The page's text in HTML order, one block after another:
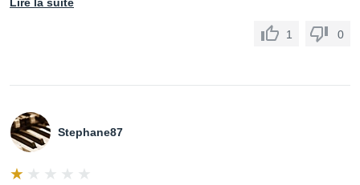
1 0
Stephane87